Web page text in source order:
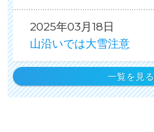
2025年03月18日
山沿いでは大雪注意
一覧を見る